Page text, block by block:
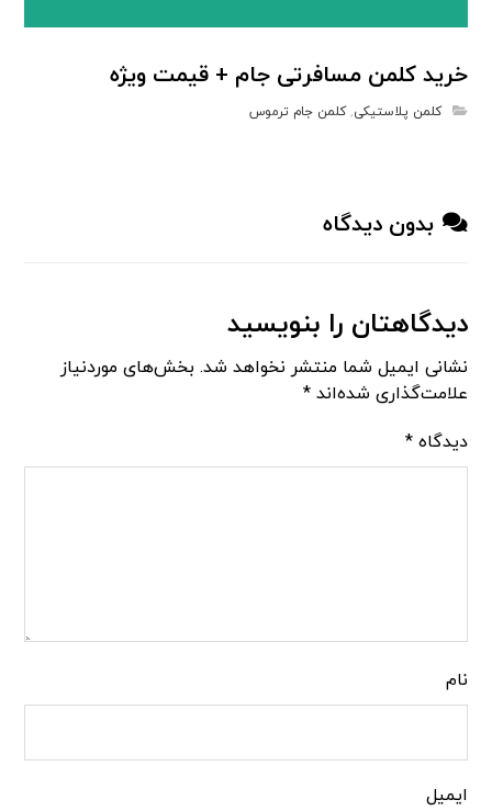
خرید کلمن مسافرتی جام + قیمت ویژه
کلمن پلاستیکی,کلمن جام ترموس
بدون دیدگاه
دیدگاهتان را بنویسید
نشانی ایمیل شما منتشر نخواهد شد. بخش‌های موردنیاز
علامت‌گذاری شده‌اند*
دیدگاه*
نام
ایمیل